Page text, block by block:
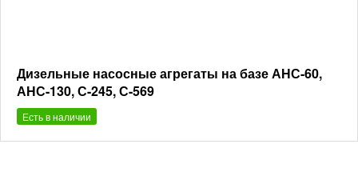
Дизельные насосные агрегаты на базе АНС-60,
АНС-130, С-245, С-569
Есть в наличии